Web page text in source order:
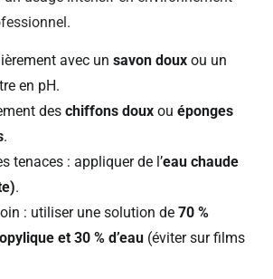
avec un savon doux ou un
en pH.
des chiffons douxou éponges
.
tenaces : appliquer de l’eau chaude
.
: utiliser une solution de 70 %
et 30 % d’eau(éviter sur films